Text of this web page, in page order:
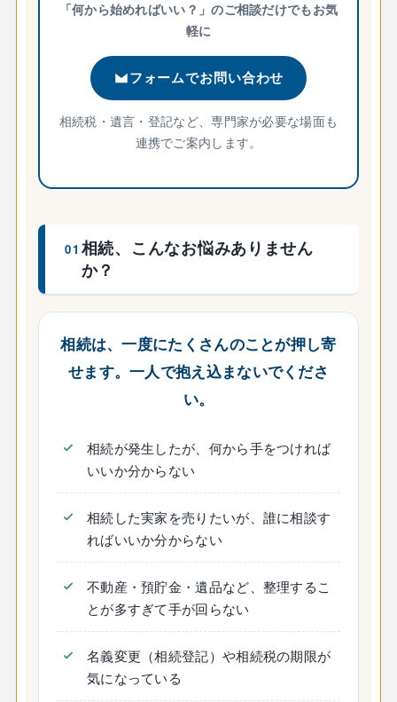
「何から始めればいい？」のご相談だけでもお気
軽に
フォームでお問い合わせ
相続税・遺言・登記など、専門家が必要な場面も
連携でご案内します。
01 相続、こんなお悩みありません
か？
相続は、一度にたくさんのことが押し寄
せます。一人で抱え込まないでくださ
い。
相続が発生したが、何から手をつければ
いいか分からない
相続した実家を売りたいが、誰に相談す
ればいいか分からない
不動産・預貯金・遺品など、整理するこ
とが多すぎて手が回らない
名義変更（相続登記）や相続税の期限が
気になっている